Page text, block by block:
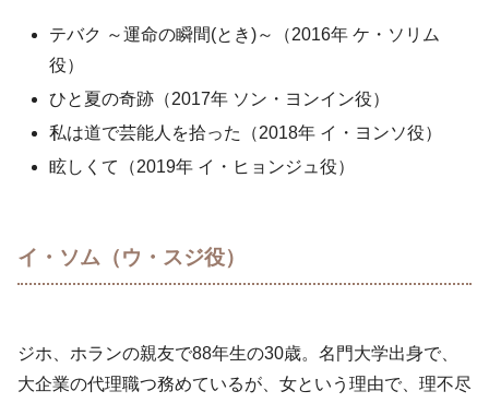
テバク ～運命の瞬間(とき)～（2016年 ケ・ソリム
役）
ひと夏の奇跡（2017年 ソン・ヨンイン役）
私は道で芸能人を拾った（2018年 イ・ヨンソ役）
眩しくて（2019年 イ・ヒョンジュ役）
イ・ソム（ウ・スジ役）
ジホ、ホランの親友で88年生の30歳。名門大学出身で、
大企業の代理職つ務めているが、女という理由で、理不尽